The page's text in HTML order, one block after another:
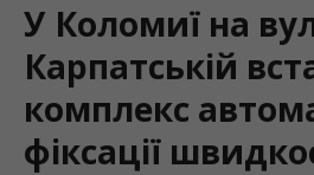
У Коломиї на
Карпатській
комплекс
фіксації